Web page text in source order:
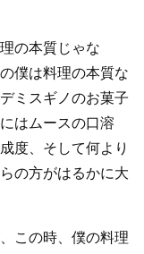
の本質じゃな
僕は料理の本質な
ミスギノのお菓子
はムースの口溶
度、そして何より
の方がはるかに大
この時、僕の料理